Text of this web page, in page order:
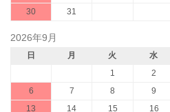
30
31
2026年9月
日 月 火 水
1
2
6
7 8 9
13
14 15 16